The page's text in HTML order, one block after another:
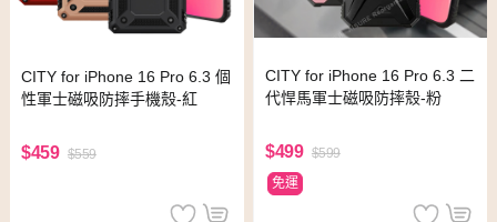
CITY for iPhone 16 Pro 6.3 個
性軍士磁吸防摔手機殼-紅
$459 $559
CITY for iPhone 16 Pro 6.3 二
代悍馬軍士磁吸防摔殼-粉
$499 $599
免運